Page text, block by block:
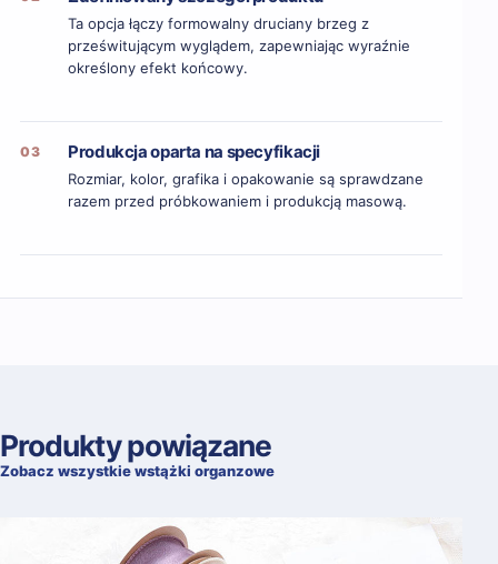
Ta opcja łączy formowalny druciany brzeg z
prześwitującym wyglądem, zapewniając wyraźnie
określony efekt końcowy.
03 Produkcja oparta na specyfikacji
Rozmiar, kolor, grafika i opakowanie są sprawdzane
razem przed próbkowaniem i produkcją masową.
Produkty powiązane
Zobacz wszystkie wstążki organzowe